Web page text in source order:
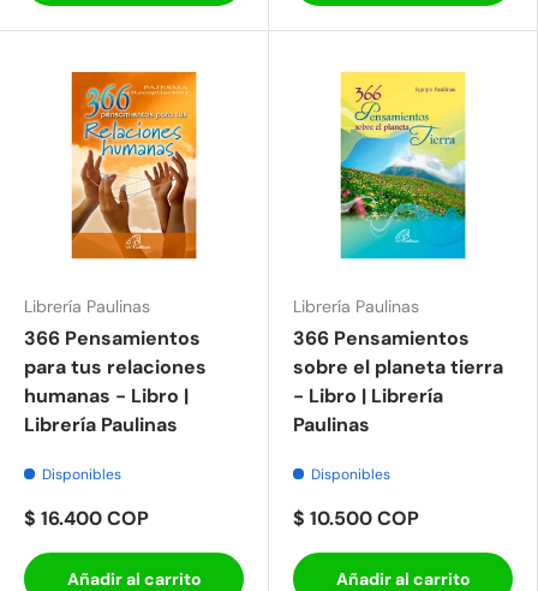
Librería Paulinas
366 Pensamientos
para tus relaciones
humanas - Libro |
Librería Paulinas
Disponibles
$ 16.400 COP
Añadir al carrito
Librería Paulinas
366 Pensamientos
sobre el planeta tierra
- Libro | Librería
Paulinas
Disponibles
$ 10.500 COP
Añadir al carrito